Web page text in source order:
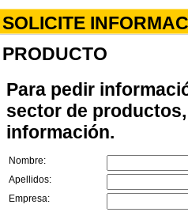
SOLICITE
PRODUCTO
Para pedir
sector de
información.
Nombre:
Apellidos:
Empresa: